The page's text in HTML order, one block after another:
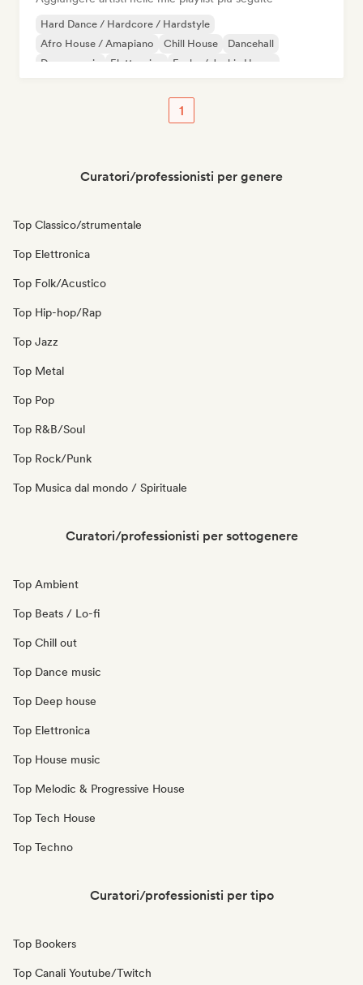
Hard Dance / Hardcore / Hardstyle
Afro House / Amapiano
Chill House
Dancehall
Dance music
Elettronica
Funky / Jackin House
1
Curatori/professionisti per genere
Top Classico/strumentale
Top Elettronica
Top Folk/Acustico
Top Hip-hop/Rap
Top Jazz
Top Metal
Top Pop
Top R&B/Soul
Top Rock/Punk
Top Musica dal mondo / Spirituale
Curatori/professionisti per sottogenere
Top Ambient
Top Beats / Lo-fi
Top Chill out
Top Dance music
Top Deep house
Top Elettronica
Top House music
Top Melodic & Progressive House
Top Tech House
Top Techno
Curatori/professionisti per tipo
Top Bookers
Top Canali Youtube/Twitch